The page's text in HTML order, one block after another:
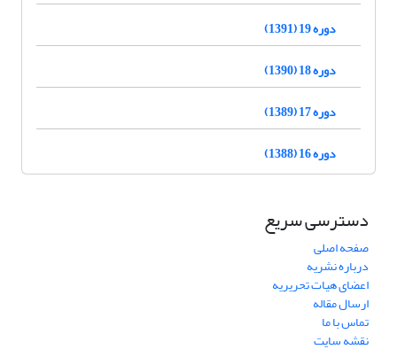
دوره 19 (1391)
دوره 18 (1390)
دوره 17 (1389)
دوره 16 (1388)
دسترسی سریع
صفحه اصلی
درباره نشریه
اعضای هیات تحریریه
ارسال مقاله
تماس با ما
نقشه سایت